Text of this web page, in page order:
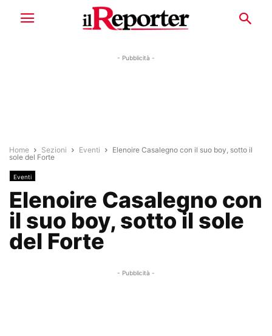
- Pubblicità -
Home Sezioni Eventi
Elenoire Casalegno con il suo boy, sotto il
sole del Forte
Eventi
Elenoire Casalegno con
il suo boy, sotto il sole
del Forte
- Pubblicità -